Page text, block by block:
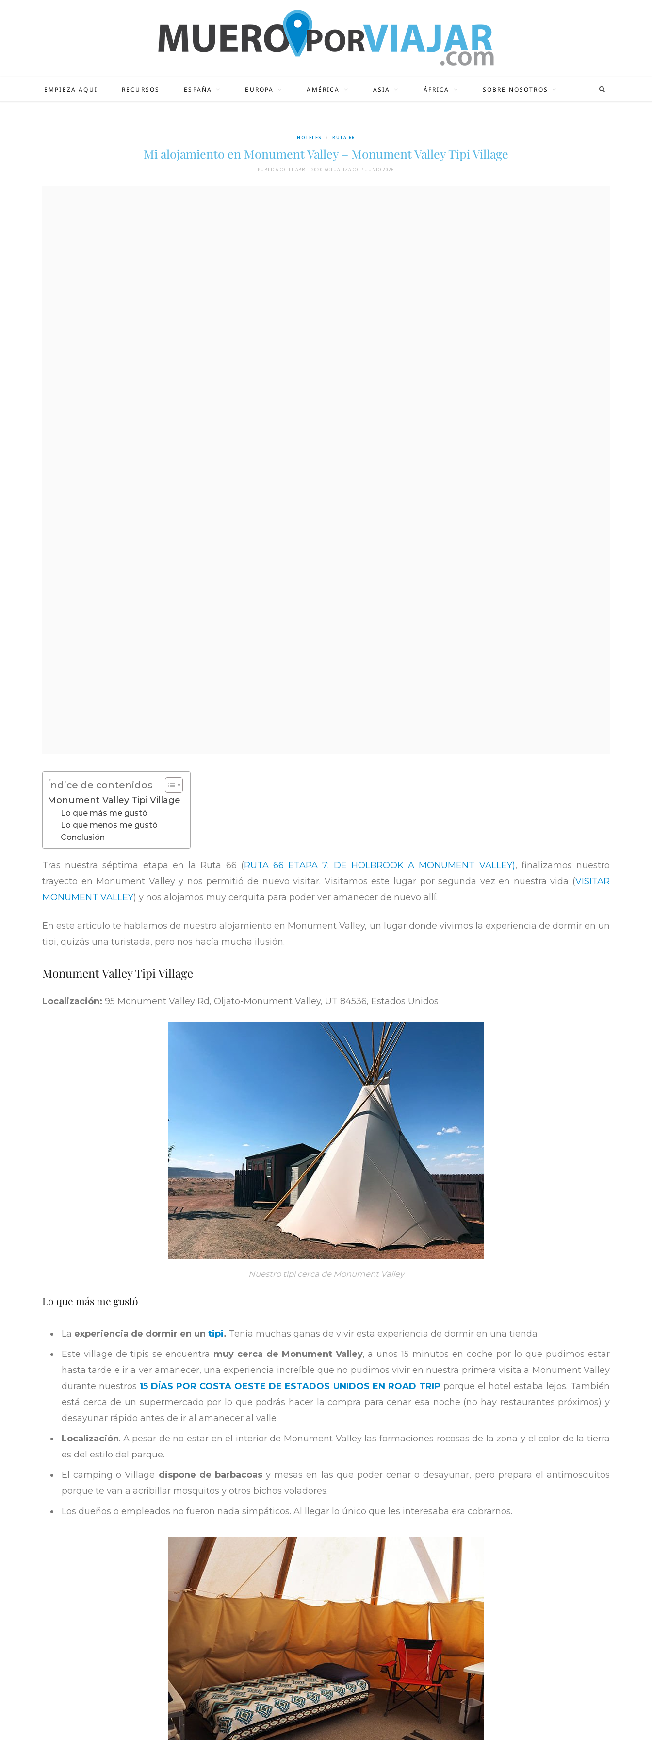
EMPIEZA AQUI RECURSOS ESPAÑA EUROPA AMÉRICA ASIA ÁFRICA SOBRE NOSOTROS
HOTELES RUTA 66
Mi alojamiento en Monument Valley – Monument Valley Tipi Village
PUBLICADO: 11 ABRIL 2020 ACTUALIZADO: 7 JUNIO 2026
Índice de contenidos
Monument Valley Tipi Village
Lo que más me gustó
Lo que menos me gustó
Conclusión
Tras nuestra séptima etapa en la Ruta 66 (RUTA 66 ETAPA 7: DE HOLBROOK A MONUMENT VALLEY), finalizamos nuestro
trayecto en Monument Valley y nos permitió de nuevo visitar. Visitamos este lugar por segunda vez en nuestra vida (VISITAR
MONUMENT VALLEY) y nos alojamos muy cerquita para poder ver amanecer de nuevo allí.
En este artículo te hablamos de nuestro alojamiento en Monument Valley, un lugar donde vivimos la experiencia de dormir en un
tipi, quizás una turistada, pero nos hacía mucha ilusión.
Monument Valley Tipi Village
Localización: 95 Monument Valley Rd, Oljato-Monument Valley, UT 84536, Estados Unidos
Nuestro tipi cerca de Monument Valley
Lo que más me gustó
La experiencia de dormir en un tipi. Tenía muchas ganas de vivir esta experiencia de dormir en una tienda
Este village de tipis se encuentra muy cerca de Monument Valley, a unos 15 minutos en coche por lo que pudimos estar
hasta tarde e ir a ver amanecer, una experiencia increíble que no pudimos vivir en nuestra primera visita a Monument Valley
durante nuestros15 DÍAS POR COSTA OESTE DE ESTADOS UNIDOS EN ROAD TRIP porque el hotel estaba lejos. También
está cerca de un supermercado por lo que podrás hacer la compra para cenar esa noche (no hay restaurantes próximos) y
desayunar rápido antes de ir al amanecer al valle.
Localización. A pesar de no estar en el interior de Monument Valley las formaciones rocosas de la zona y el color de la tierra
es del estilo del parque.
El camping o Village dispone de barbacoasy mesas en las que poder cenar o desayunar, pero prepara el antimosquitos
porque te van a acribillar mosquitos y otros bichos voladores.
Los dueños o empleados no fueron nada simpáticos. Al llegar lo único que les interesaba era cobrarnos.